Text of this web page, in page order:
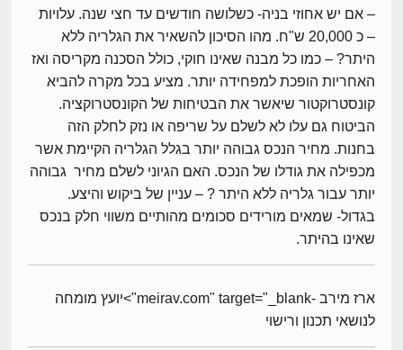
– אם יש אחוזי בניה- כשלושה חודשים עד חצי שנה. עלויות
– כ 20,000 ש"ח. מהו הסיכון להשאיר את הגלריה ללא
היתר? – כמו כל מבנה שאינו חוקי, כולל הסכנה מקריסה ואז
האחריות הופכת למפחידה יותר. מציע בכל מקרה להביא
קונסטרוקטור שיאשר את הבטיחות של הקונסטרוקציה.
הביטוח גם עלו לא לשלם על שריפה או נזק לחלק הזה
בחנות. מחיר הנכס גבוהה יותר בגלל הגלריה הקיימת אשר
מכפילה את גודלו של הנכס. האם הגיוני לשלם מחיר גבוהה
יותר עבור גלריה ללא היתר ? – עניין של ביקוש והיצע.
בגדול- שמאים מורידים סכומים מהותיים משווי חלק בנכס
שאינו בהיתר.
ארז מירב -meirav.com" target="_blank">יועץ מומחה
לנושאי תכנון ורישוי